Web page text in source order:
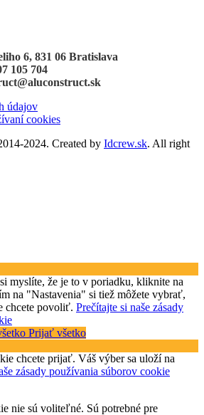
6, 831 06 Bratislava
105 704
údajov
cookies
2024. Created by Idcrew.sk. All right
myslíte, že je to v poriadku, kliknite na
na "Nastavenia" si tiež môžete vybrať,
chcete povoliť. Prečítajte si naše zásady
Prijať všetko
chcete prijať. Váš výber sa uloží na
zásady používania súborov cookie
nie sú voliteľné. Sú potrebné pre